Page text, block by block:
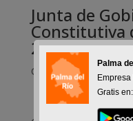
Junta de
Constitutiva
2015
Oct 28, 2015
Palma
Empresa
Gratis en: